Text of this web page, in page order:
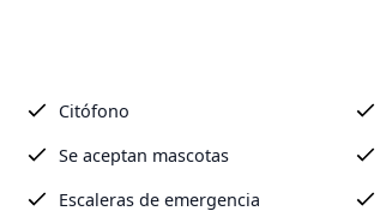
Citófono
Se aceptan mascotas
Escaleras de emergencia